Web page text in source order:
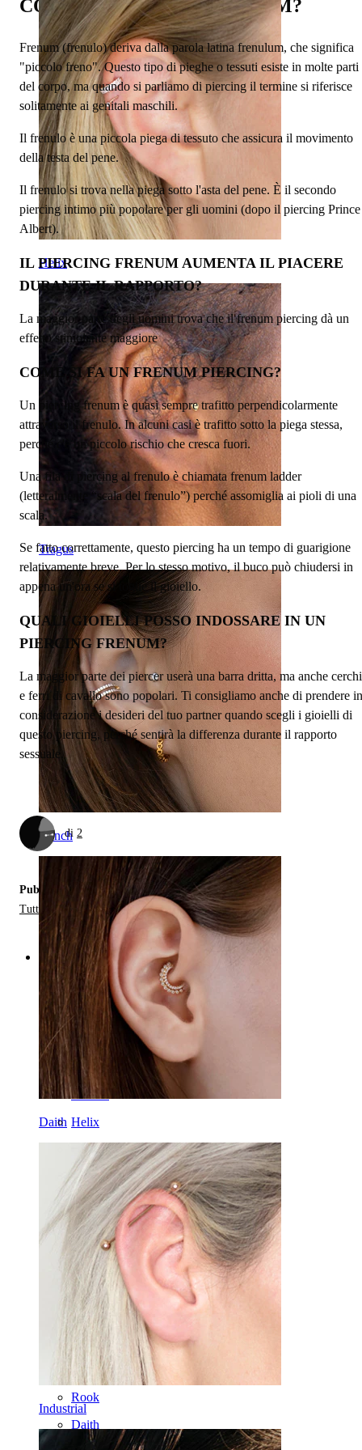
Helix
Tragus
Conch
Daith
Industrial
COS'È IL PIERCING FRENUM?
Frenum (frenulo) deriva dalla parola latina frenulum, che significa
"piccolo freno". Questo tipo di pieghe o tessuti esiste in molte parti
del corpo, ma quando si parliamo di piercing il termine si riferisce
solitamente ai genitali maschili.
Il frenulo è una piccola piega di tessuto che assicura il movimento
della testa del pene.
Il frenulo si trova nella piega sotto l'asta del pene. È il secondo
piercing intimo più popolare per gli uomini (dopo il piercing Prince
Albert).
IL PIERCING FRENUM AUMENTA IL PIACERE
DURANTE IL RAPPORTO?
La maggior parte degli uomini trova che il frenum piercing dà un
effetto stimolante maggiore
COME SI FA UN FRENUM PIERCING?
Un piercing frenum è quasi sempre trafitto perpendicolarmente
attraverso il frenulo. In alcuni casi è trafitto sotto la piega stessa,
perché c'è un piccolo rischio che cresca fuori.
Una fila di piercing al frenulo è chiamata frenum ladder
(letteralmente “scala del frenulo”) perché assomiglia ai pioli di una
scala.
Se fatto correttamente, questo piercing ha un tempo di guarigione
relativamente breve. Per lo stesso motivo, il buco può chiudersi in
appena un'ora se si toglie il gioiello.
QUALI GIOIELLI POSSO INDOSSARE IN UN
PIERCING FRENUM?
La maggior parte dei piercer userà una barra dritta, ma anche cerchi
e ferri di cavallo sono popolari. Ti consigliamo anche di prendere in
considerazione i desideri del tuo partner quando scegli i gioielli di
questo piercing, perché sentirà la differenza durante il rapporto
sessuale.
di 2
Pubblicato in:
Tutto Sui Piercing Intimi
Categories
Ombelico
Labbro
Capezzolo
Industrial
Dermal
Helix
Orecchio
Septum
Oro 14K
Fake piercing
Labret
Lingua
Naso
Tragus
Barbell
Rook
Daith